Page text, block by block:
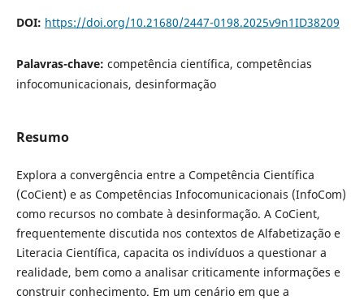
DOI: https://doi.org/10.21680/2447-0198.2025v9n1ID38209
Palavras-chave: competência científica, competências
infocomunicacionais, desinformação
Resumo
Explora a convergência entre a Competência Científica
(CoCient) e as Competências Infocomunicacionais (InfoCom)
como recursos no combate à desinformação. A CoCient,
frequentemente discutida nos contextos de Alfabetização e
Literacia Científica, capacita os indivíduos a questionar a
realidade, bem como a analisar criticamente informações e
construir conhecimento. Em um cenário em que a